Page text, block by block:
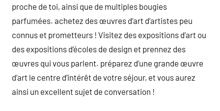
proche de toi, ainsi que de multiples bougies
parfumées. achetez des œuvres d’art d’artistes peu
connus et prometteurs ! Visitez des expositions d’art ou
des expositions d’écoles de design et prennez des
œuvres qui vous parlent. préparez d’une grande œuvre
d’art le centre d’intérêt de votre séjour, et vous aurez
ainsi un excellent sujet de conversation !